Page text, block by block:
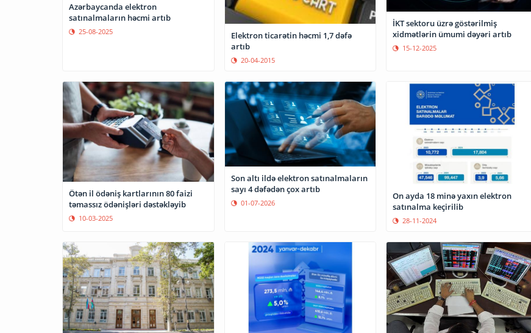
Azərbaycanda elektron
satınalmaların həcmi artıb
25-08-2025
Elektron ticarətin həcmi 1,7 dəfə
artıb
20-04-2015
İKT sektoru üzrə göstərilmiş
xidmətlərin ümumi dəyəri artıb
15-12-2025
Ötən il ödəniş kartlarının 80 faizi
təmassız ödənişləri dəstəkləyib
10-03-2025
Son altı ildə elektron satınalmaların
sayı 4 dəfədən çox artıb
01-07-2026
On ayda 18 minə yaxın elektron
satınalma keçirilib
28-11-2024